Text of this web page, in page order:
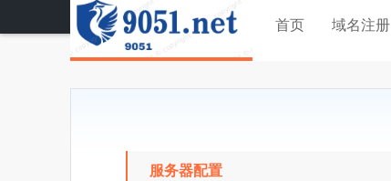
首页 域名注册
服务器配置